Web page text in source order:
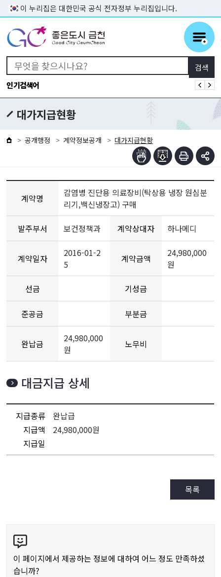
본문 바로가기
이 누리집은 대한민국 공식 전자정부 누리집입니다.
인기검색어
대가지급현황
공개행정 계약정보공개 대가지급현황
계약명
감염병 진단용 의료장비(탁상용 냉장 원심분
리기,백신냉장고) 구매
발주부서 보건정책과 계약상대자 하나메디
계약일자
2016-01-2
5
계약금액
24,980,000
원
선금 기성금
준공금 부분금
완납금
24,980,000
원
노무비
대금지급 상세
지급종류
완납급
지급액
24,980,000원
지급일
목록
텐
츠
만
이 페이지에서 제공하는 정보에 대하여 어느 정도 만족하셨
습니까?